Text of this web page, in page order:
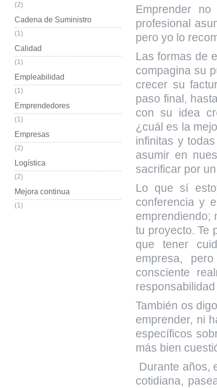
Emprender
profesional
pero yo lo
Las formas de
compagina su
crecer su
paso final,
con su idea
¿cuál es la
infinitas y
asumir en
sacrificar por
Lo que sí
conferencia y
emprendiendo;
tu proyecto. Te
que tener
empresa,
consciente
También os
emprender, ni
específicos
más bien
Durante años,
cotidiana,
(2)
Cadena de Suministro
(1)
Calidad
(1)
Empleabilidad
(1)
Emprendedores
(1)
Empresas
(2)
Logística
(2)
Mejora continua
(1)